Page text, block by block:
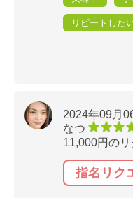
リピートした
2024年09月
なつ
11,000円の
指名リク